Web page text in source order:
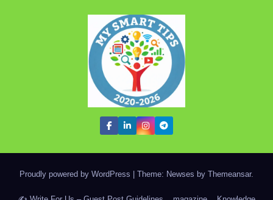
Proudly powered by WordPress Theme: Newses by Themeansar.